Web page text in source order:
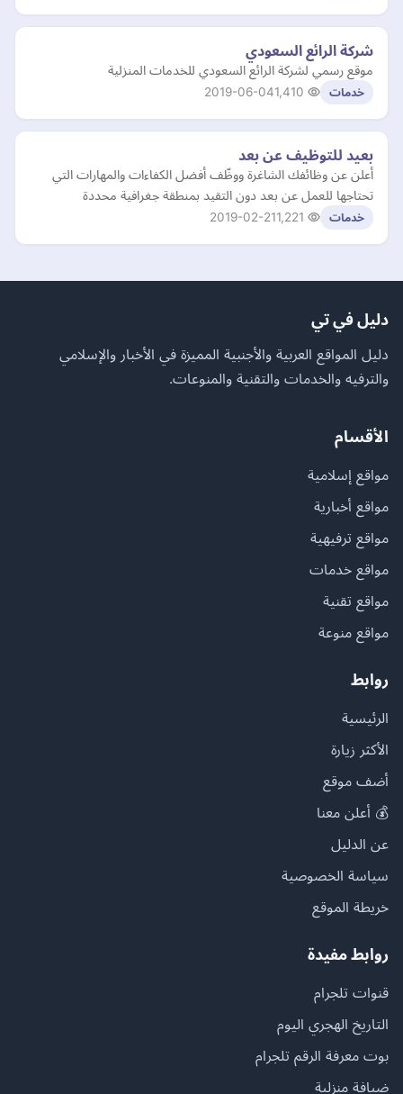
شركة الرائع السعودي
موقع رسمي لشركة الرائع السعودي للخدمات المنزلية
خدمات 2019-06-04
بعيد للتوظيف عن بعد
أعلن عن وظائفك الشاغرة ووظّف أفضل الكفاءات والمهارات التي
تحتاجها للعمل عن بعد دون التقيد بمنطقة جغرافية محددة
خدمات 2019-02-21
دليل في تي
دليل المواقع العربية والأجنبية المميزة في الأخبار والإسلامي
والترفيه والخدمات والتقنية والمنوعات.
الأقسام
مواقع إسلامية
مواقع أخبارية
مواقع ترفيهية
مواقع خدمات
مواقع تقنية
مواقع منوعة
روابط
الرئيسية
الأكثر زيارة
أضف موقع
💰 أعلن معنا
عن الدليل
سياسة الخصوصية
خريطة الموقع
روابط مفيدة
قنوات تلجرام
التاريخ الهجري اليوم
بوت معرفة الرقم تلجرام
ضيافة منزلية